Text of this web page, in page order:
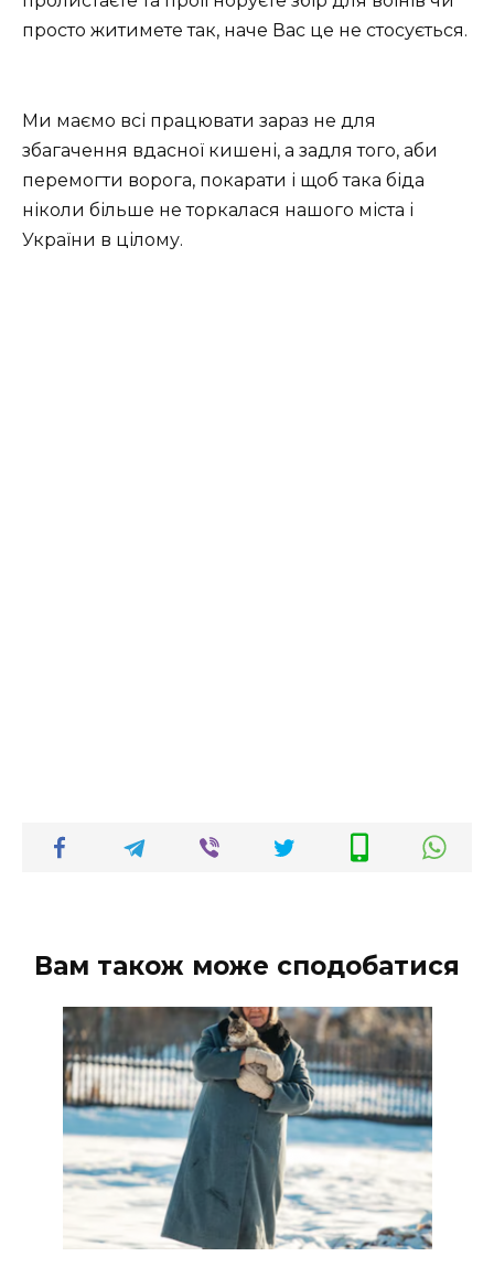
просто житимете так, наче Вас це не стосується.
Ми маємо всі працювати зараз не для
збагачення вдасної кишені, а задля того, аби
перемогти ворога, покарати і щоб така біда
ніколи більше не торкалася нашого міста і
України в цілому.
Вам також може сподобатися